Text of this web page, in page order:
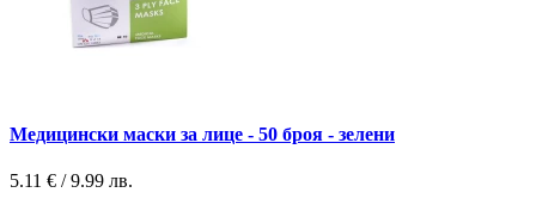
Медицински маски за лице - 50 броя - зелени
5.11 € / 9.99 лв.